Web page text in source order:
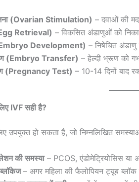
(Ovarian Stimulation) – दवाओं की
Retrieval) – विकसित अंडाणुओं को
Development) – निषेचित
(Embryo Transfer) – हेल्दी भ्रूण को
(Pregnancy Test) – 10-14 दिनों बाद
IVF सही है?
उपयुक्त हो सकता है, जो निम्नलिखित
की समस्या– PCOS, एंडोमेट्रियोसिस या
– अगर महिला की फैलोपियन ट्यूब ब्लॉक